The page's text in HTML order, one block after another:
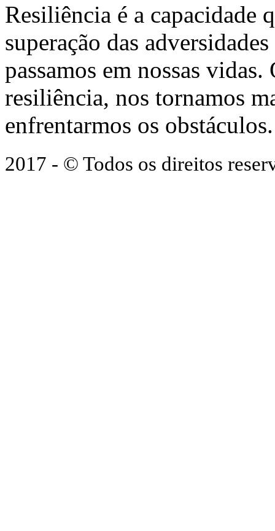
Resiliência é a capacidade
superação das
passamos em nossas
resiliência, nos tornamos
enfrentarmos os obstáculos.
2017 - © Todos os direitos